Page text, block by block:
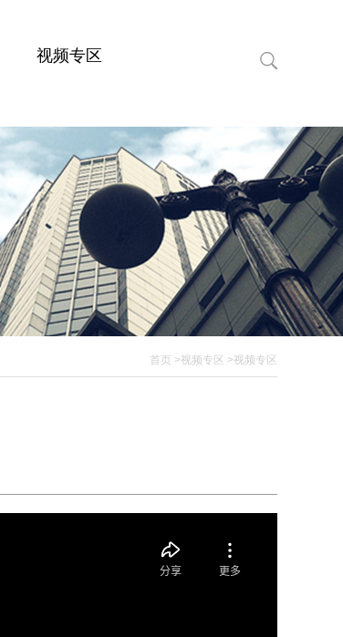
视频专区
首页 >视频专区 >视频专区